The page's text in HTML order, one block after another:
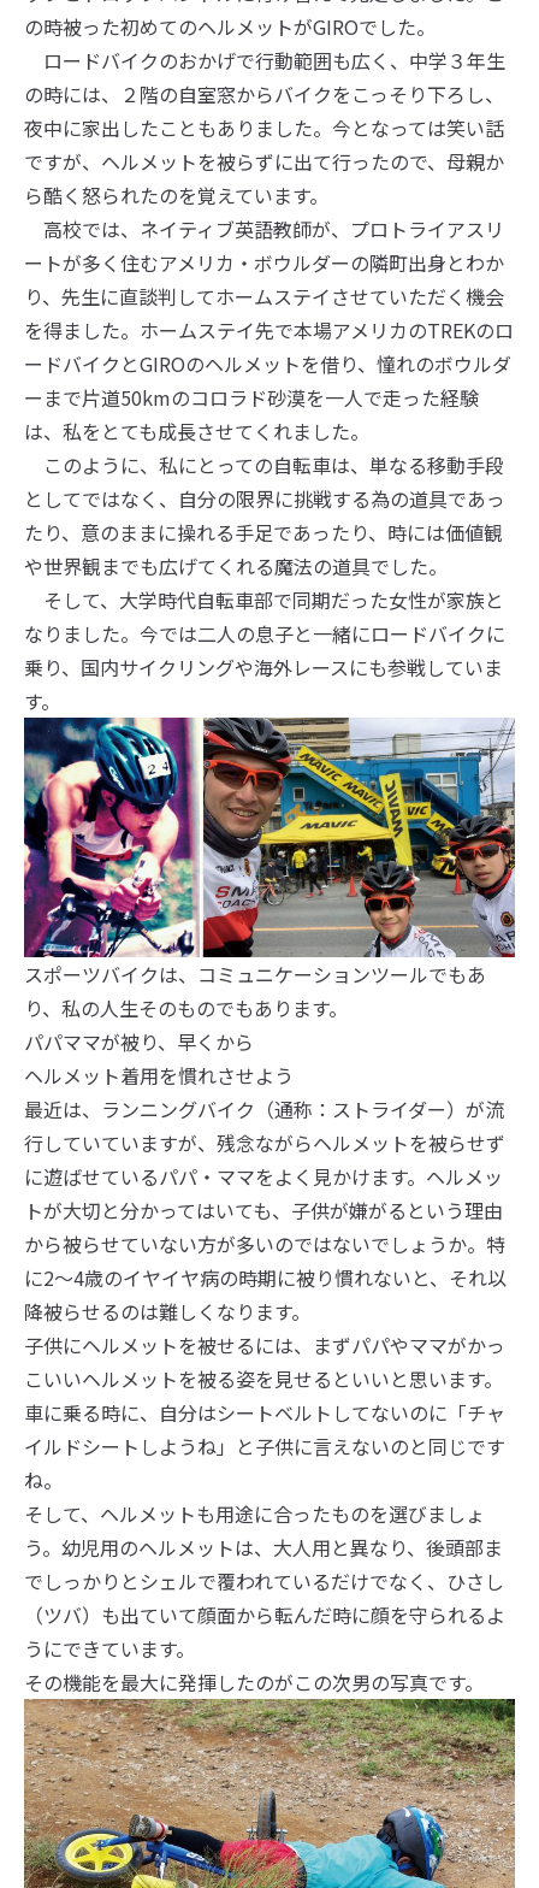
の時被った初めてのヘルメットがGIROでした。
ロードバイクのおかげで行動範囲も広く、中学３年生
の時には、２階の自室窓からバイクをこっそり下ろし、
夜中に家出したこともありました。今となっては笑い話
ですが、ヘルメットを被らずに出て行ったので、母親か
ら酷く怒られたのを覚えています。
高校では、ネイティブ英語教師が、プロトライアスリ
ートが多く住むアメリカ・ボウルダーの隣町出身とわか
り、先生に直談判してホームステイさせていただく機会
を得ました。ホームステイ先で本場アメリカのTREKのロ
ードバイクとGIROのヘルメットを借り、憧れのボウルダ
ーまで片道50kmのコロラド砂漠を一人で走った経験
は、私をとても成長させてくれました。
このように、私にとっての自転車は、単なる移動手段
としてではなく、自分の限界に挑戦する為の道具であっ
たり、意のままに操れる手足であったり、時には価値観
や世界観までも広げてくれる魔法の道具でした。
そして、大学時代自転車部で同期だった女性が家族と
なりました。今では二人の息子と一緒にロードバイクに
乗り、国内サイクリングや海外レースにも参戦していま
す。
スポーツバイクは、コミュニケーションツールでもあ
り、私の人生そのものでもあります。
パパママが被り、早くから
ヘルメット着用を慣れさせよう
最近は、ランニングバイク（通称：ストライダー）が流
行していていますが、残念ながらヘルメットを被らせず
に遊ばせているパパ・ママをよく見かけます。ヘルメッ
トが大切と分かってはいても、子供が嫌がるという理由
から被らせていない方が多いのではないでしょうか。特
に2〜4歳のイヤイヤ病の時期に被り慣れないと、それ以
降被らせるのは難しくなります。
子供にヘルメットを被せるには、まずパパやママがかっ
こいいヘルメットを被る姿を見せるといいと思います。
車に乗る時に、自分はシートベルトしてないのに「チャ
イルドシートしようね」と子供に言えないのと同じです
ね。
そして、ヘルメットも用途に合ったものを選びましょ
う。幼児用のヘルメットは、大人用と異なり、後頭部ま
でしっかりとシェルで覆われているだけでなく、ひさし
（ツバ）も出ていて顔面から転んだ時に顔を守られるよ
うにできています。
その機能を最大に発揮したのがこの次男の写真です。